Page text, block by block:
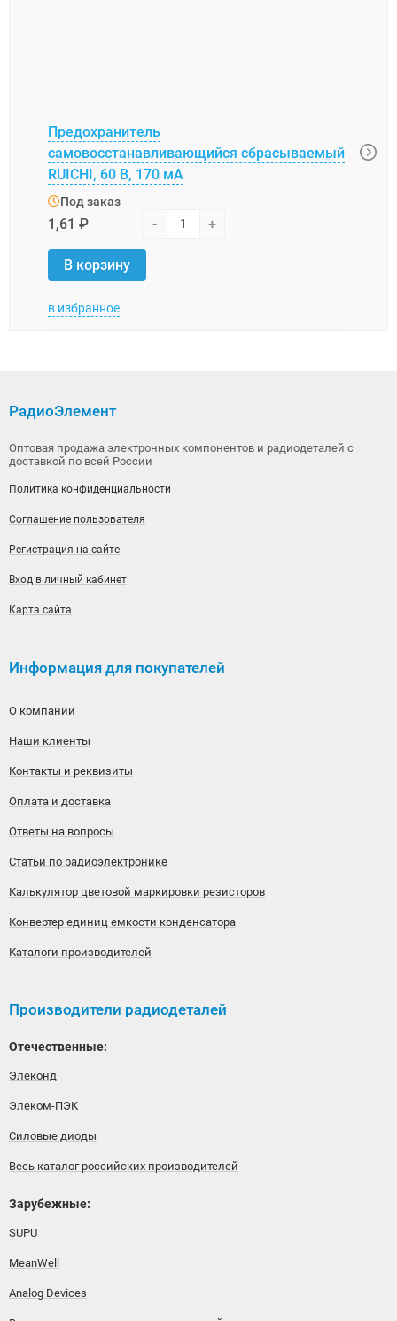
Предохранитель
самовосстанавливающийся сбрасываемый
RUICHI, 60 В, 170 мА
Под заказ
1,61 ₽ - +
В корзину
в избранное
РадиоЭлемент
Оптовая продажа электронных компонентов и радиодеталей с
доставкой по всей России
Политика конфиденциальности
Соглашение пользователя
Регистрация на сайте
Вход в личный кабинет
Карта сайта
Информация для покупателей
О компании
Наши клиенты
Контакты и реквизиты
Оплата и доставка
Ответы на вопросы
Статьи по радиоэлектронике
Калькулятор цветовой маркировки резисторов
Конвертер единиц емкости конденсатора
Каталоги производителей
Производители радиодеталей
Отечественные:
Элеконд
Элеком-ПЭК
Силовые диоды
Весь каталог российских производителей
Зарубежные:
SUPU
MeanWell
Analog Devices